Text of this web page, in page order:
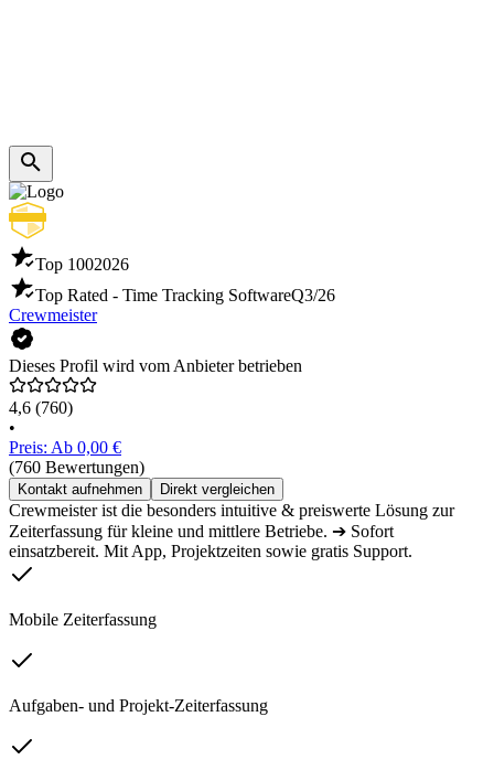
Top 1002026
Top Rated - Time Tracking SoftwareQ3/26
Crewmeister
Dieses Profil wird vom Anbieter betrieben
4,6 (760)
•
Preis: Ab 0,00 €
(760 Bewertungen)
Kontakt aufnehmen Direkt vergleichen
Crewmeister ist die besonders intuitive & preiswerte Lösung zur
Zeiterfassung für kleine und mittlere Betriebe. ➔ Sofort
einsatzbereit. Mit App, Projektzeiten sowie gratis Support.
Mobile Zeiterfassung
Aufgaben- und Projekt-Zeiterfassung